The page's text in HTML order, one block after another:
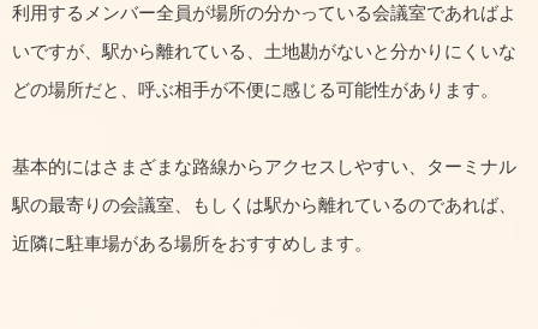
利用するメンバー全員が場所の分かっている会議室であればよ
いですが、駅から離れている、土地勘がないと分かりにくいな
どの場所だと、呼ぶ相手が不便に感じる可能性があります。
基本的にはさまざまな路線からアクセスしやすい、ターミナル
駅の最寄りの会議室、もしくは駅から離れているのであれば、
近隣に駐車場がある場所をおすすめします。